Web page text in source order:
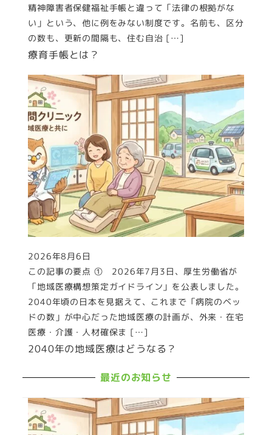
療育手帳とは？
精神障害者保健福祉手帳と違って「法律の根拠がな
い」という、他に例をみない制度です。名前も、区分
の数も、更新の間隔も、住む自治 […]
2040年の地域医療はどうなる？
この記事の要点 ① 2026年7月3日、厚生労働省が
「地域医療構想策定ガイドライン」を公表しました。
2040年頃の日本を見据えて、これまで「病院のベッ
ドの数」が中心だった地域医療の計画が、外来・在宅
医療・介護・人材確保ま […]
投稿日
2026年8月6日
最近のお知らせ